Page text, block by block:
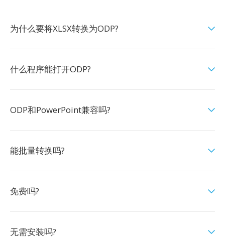
为什么要将XLSX转换为ODP?
什么程序能打开ODP?
ODP和PowerPoint兼容吗?
能批量转换吗?
免费吗?
无需安装吗?